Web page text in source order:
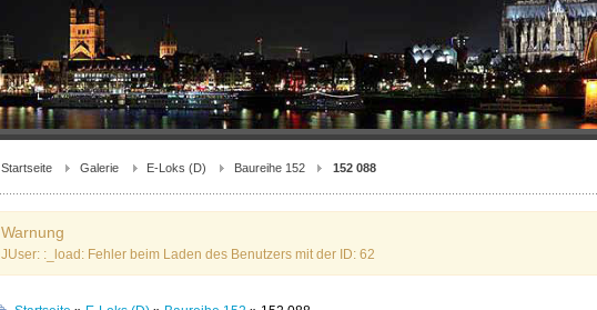
Startseite Galerie E-Loks (D) Baureihe 152 152 088
Warnung
JUser: :_load: Fehler beim Laden des Benutzers mit der ID: 62